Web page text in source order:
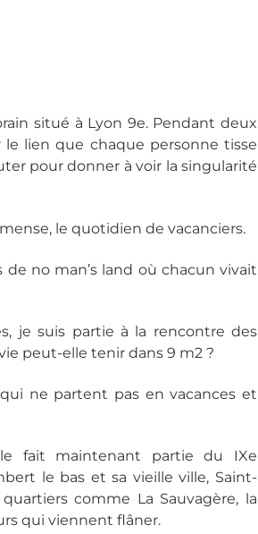
situé à Lyon 9e. Pendant deux
le lien que chaque personne tisse
pour donner à voir la singularité
le quotidien de vacanciers.
no man’s land où chacun vivait
je suis partie à la rencontre des
peut-elle tenir dans 9 m2 ?
ne partent pas en vacances et
fait maintenant partie du IXe
le bas et sa vieille ville, Saint-
comme La Sauvagère, la
qui viennent flâner.